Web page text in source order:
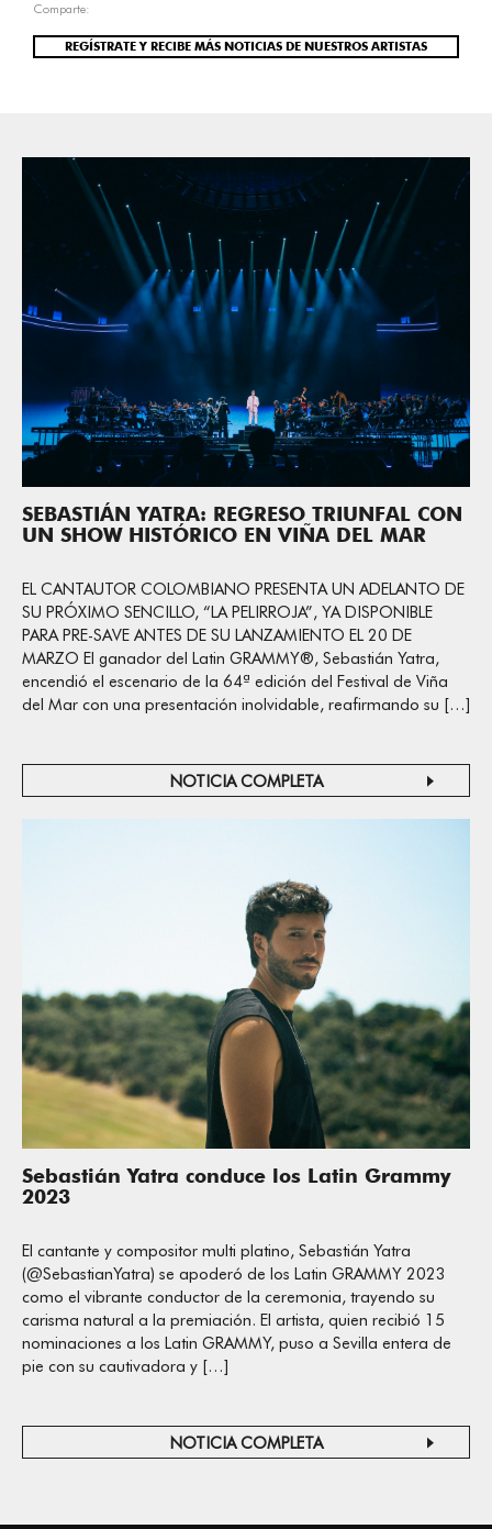
Comparte:
REGÍSTRATE Y RECIBE MÁS NOTICIAS DE NUESTROS ARTISTAS
SEBASTIÁN YATRA: REGRESO TRIUNFAL CON
UN SHOW HISTÓRICO EN VIÑA DEL MAR
EL CANTAUTOR COLOMBIANO PRESENTA UN ADELANTO DE
SU PRÓXIMO SENCILLO, “LA PELIRROJA”, YA DISPONIBLE
PARA PRE-SAVE ANTES DE SU LANZAMIENTO EL 20 DE
MARZO El ganador del Latin GRAMMY®, Sebastián Yatra,
encendió el escenario de la 64ª edición del Festival de Viña
del Mar con una presentación inolvidable, reafirmando su […]
NOTICIA COMPLETA
Sebastián Yatra conduce los Latin Grammy
2023
El cantante y compositor multi platino, Sebastián Yatra
(@SebastianYatra) se apoderó de los Latin GRAMMY 2023
como el vibrante conductor de la ceremonia, trayendo su
carisma natural a la premiación. El artista, quien recibió 15
nominaciones a los Latin GRAMMY, puso a Sevilla entera de
pie con su cautivadora y […]
NOTICIA COMPLETA